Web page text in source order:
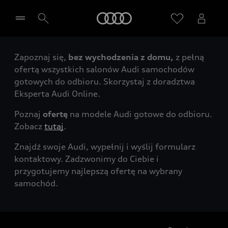
Wybierz Twojego Partnera Audi
Zapoznaj się, bez wychodzenia z domu, z pełną
ofertą wszystkich salonów Audi samochodów
gotowych do odbioru. Skorzystaj z doradztwa
Eksperta Audi Online.
Poznaj ofertę na modele Audi gotowe do odbioru.
Zobacz tutaj.
Znajdź swoje Audi, wypełnij i wyślij formularz
kontaktowy. Zadzwonimy do Ciebie i
przygotujemy najlepszą ofertę na wybrany
samochód.